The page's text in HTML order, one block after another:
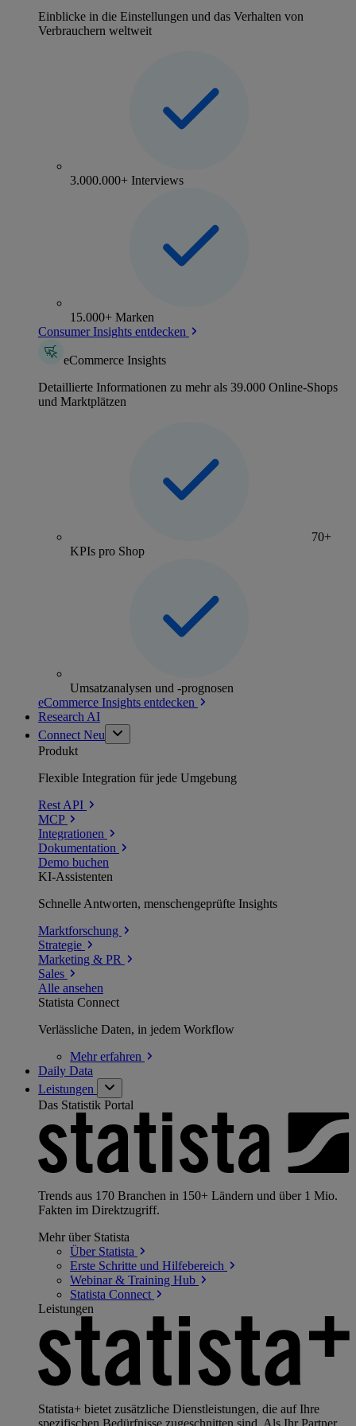
Einblicke in die Einstellungen und das Verhalten von
Verbrauchern weltweit
3.000.000+ Interviews
15.000+ Marken
Consumer Insights entdecken
eCommerce Insights
Detaillierte Informationen zu mehr als 39.000 Online-Shops
und Marktplätzen
70+
KPIs pro Shop
Umsatzanalysen und -prognosen
eCommerce Insights entdecken
Research AI
Connect Neu
Produkt
Flexible Integration für jede Umgebung
Rest API
MCP
Integrationen
Dokumentation
Demo buchen
KI-Assistenten
Schnelle Antworten, menschengeprüfte Insights
Marktforschung
Strategie
Marketing & PR
Sales
Alle ansehen
Statista Connect
Verlässliche Daten, in jedem Workflow
Mehrerfahren
Daily Data
Leistungen
Das Statistik Portal
Trends aus 170 Branchen in 150+ Ländern und über 1 Mio.
Fakten im Direktzugriff.
Mehr über Statista
Über Statista
Erste Schritte und Hilfebereich
Webinar & Training Hub
Statista Connect
Leistungen
Statista+ bietet zusätzliche Dienstleistungen, die auf Ihre
spezifischen Bedürfnisse zugeschnitten sind. Als Ihr Partner